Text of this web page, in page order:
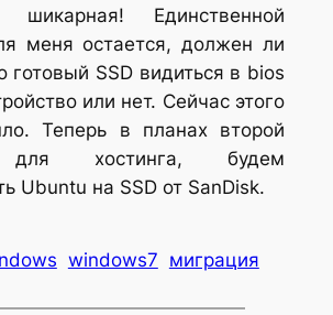
Единственной
меня остается, должен ли
готовый SSD видиться в bios
или нет. Сейчас этого
Теперь в планах второй
для хостинга, будем
Ubuntu на SSD от SanDisk.
windows7 миграция